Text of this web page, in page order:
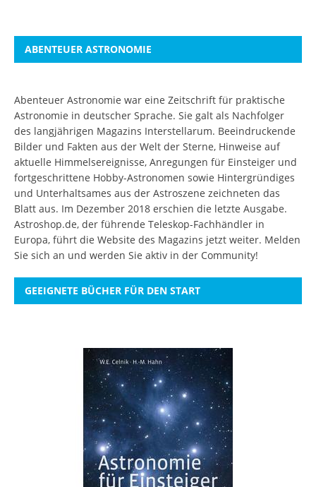
ABENTEUER ASTRONOMIE
Abenteuer Astronomie war eine Zeitschrift für praktische
Astronomie in deutscher Sprache. Sie galt als Nachfolger
des langjährigen Magazins Interstellarum. Beeindruckende
Bilder und Fakten aus der Welt der Sterne, Hinweise auf
aktuelle Himmelsereignisse, Anregungen für Einsteiger und
fortgeschrittene Hobby-Astronomen sowie Hintergründiges
und Unterhaltsames aus der Astroszene zeichneten das
Blatt aus. Im Dezember 2018 erschien die letzte Ausgabe.
Astroshop.de, der führende Teleskop-Fachhändler in
Europa, führt die Website des Magazins jetzt weiter. Melden
Sie sich an und werden Sie aktiv in der Community!
GEEIGNETE BÜCHER FÜR DEN START